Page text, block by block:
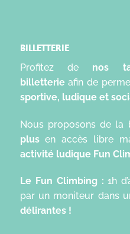
BILLETTERIE
Profitez de nos
billetterieafin de
sportive, ludique et
Nous proposons de la
plusen accès libre
activité ludique Fun
Le Fun Climbing :1h
par un moniteur dans
délirantes !